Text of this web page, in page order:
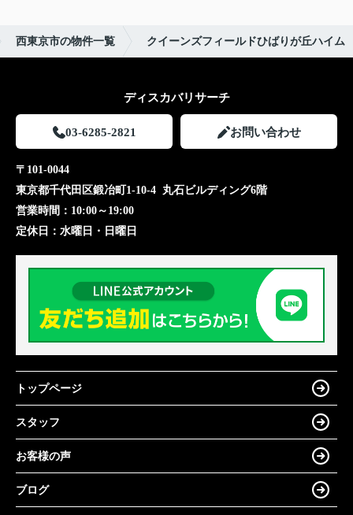
西東京市の物件一覧 クイーンズフィールドひばりが丘ハイム
ディスカバリサーチ
03-6285-2821 お問い合わせ
〒101-0044
東京都千代田区鍛冶町1-10-4 丸石ビルディング6階
営業時間： 10:00～19:00
定休日： 水曜日・日曜日
トップページ
スタッフ
お客様の声
ブログ